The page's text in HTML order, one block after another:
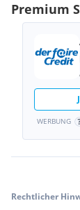
Premium
WERBUNG
Rechtlicher